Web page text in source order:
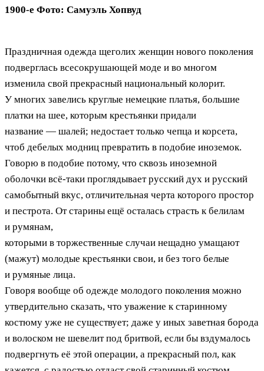
1900-е Фото: Самуэль Хопвуд
Праздничная одежда щеголих женщин нового поколения
подверглась всесокрушающей моде и во многом
изменила свой прекрасный национальный колорит.
У многих завелись круглые немецкие платья, большие
платки на шее, которым крестьянки придали
название — шалей; недостает только чепца и корсета,
чтоб дебелых модниц превратить в подобие иноземок.
Говорю в подобие потому, что сквозь иноземной
оболочки всё-таки проглядывает русский дух и русский
самобытный вкус, отличительная черта которого простор
и пестрота. От старины ещё осталась страсть к белилам
и румянам,
которыми в торжественные случаи нещадно умащают
(мажут) молодые крестьянки свои, и без того белые
и румяные лица.
Говоря вообще об одежде молодого поколения можно
утвердительно сказать, что уважение к старинному
костюму уже не существует; даже у иных заветная борода
и волоском не шевелит под бритвой, если бы вздумалось
подвергнуть её этой операции, а прекрасный пол, как